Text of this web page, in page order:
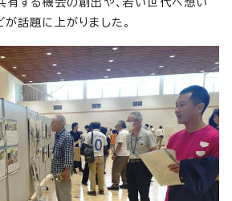
話題に上がりました。